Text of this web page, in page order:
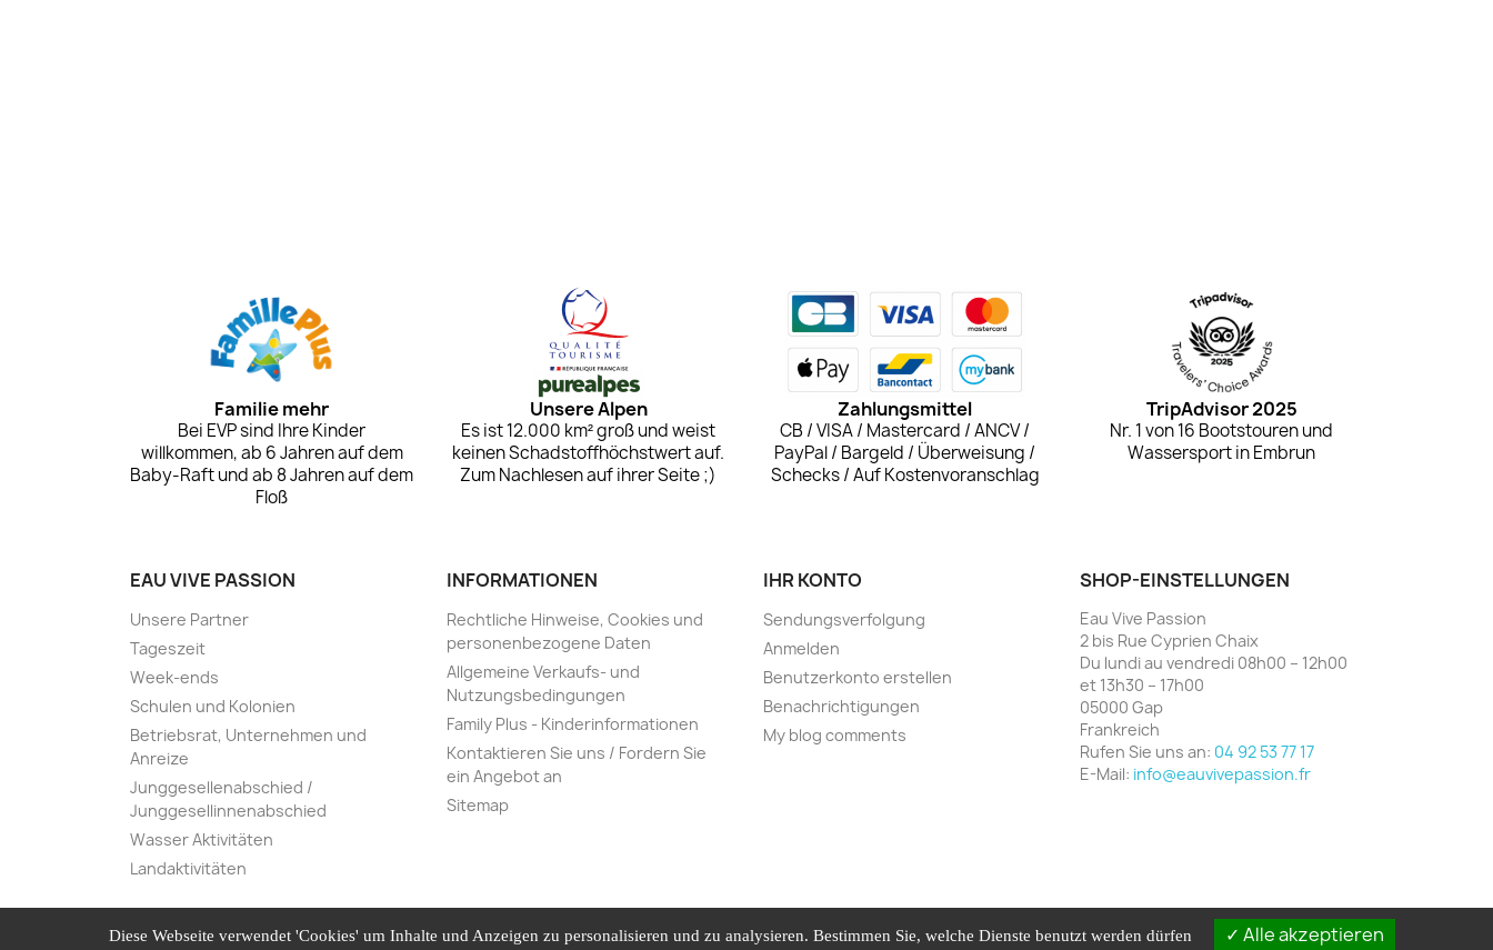
Familie mehr
Bei EVP sind Ihre Kinder
willkommen, ab 6 Jahren auf dem
Baby-Raft und ab 8 Jahren auf dem
Floß
Unsere Alpen
Es ist 12.000 km² groß und weist
keinen Schadstoffhöchstwert auf.
Zum Nachlesen auf ihrer Seite ;)
Zahlungsmittel
CB / VISA / Mastercard / ANCV /
PayPal / Bargeld / Überweisung /
Schecks / Auf Kostenvoranschlag
TripAdvisor 2025
Nr. 1 von 16 Bootstouren und
Wassersport in Embrun
EAU VIVE PASSION
Unsere Partner
Tageszeit
Week-ends
Schulen und Kolonien
Betriebsrat, Unternehmen und
Anreize
Junggesellenabschied /
Junggesellinnenabschied
Wasser Aktivitäten
Landaktivitäten
INFORMATIONEN
Rechtliche Hinweise, Cookies und
personenbezogene Daten
Allgemeine Verkaufs- und
Nutzungsbedingungen
Family Plus - Kinderinformationen
Kontaktieren Sie uns / Fordern Sie
ein Angebot an
Sitemap
IHR KONTO
Sendungsverfolgung
Anmelden
Benutzerkonto erstellen
Benachrichtigungen
My blog comments
SHOP-EINSTELLUNGEN
Eau Vive Passion
2 bis Rue Cyprien Chaix
Du lundi au vendredi 08h00 – 12h00
et 13h30 – 17h00
05000 Gap
Frankreich
Rufen Sie uns an: 04 92 53 77 17
E-Mail: info@eauvivepassion.fr
Diese Webseite verwendet 'Cookies' um Inhalte und Anzeigen zu personalisieren und zu analysieren. Bestimmen Sie, welche Dienste benutzt werden dürfen Alle akzeptieren